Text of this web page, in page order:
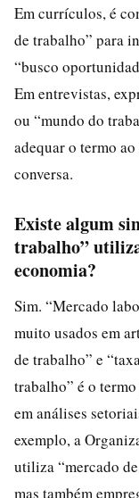
Em currículos, é
de trabalho” para
“busco
Em entrevistas,
ou “mundo do
adequar o termo
conversa.
Existe algum
trabalho”
economia?
Sim. “Mercado
muito usados em
de trabalho” e
trabalho” é o
em análises
exemplo, a
utiliza “mercado
mas também